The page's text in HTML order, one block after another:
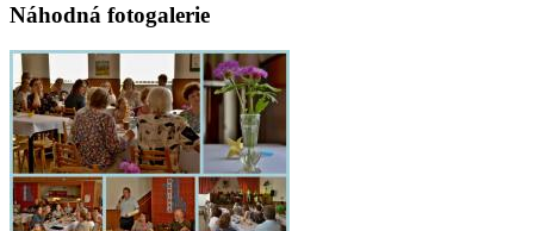
Náhodná fotogalerie